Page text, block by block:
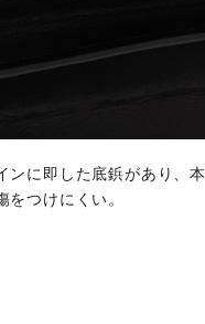
ンに即した底鋲があり、本
をつけにくい。